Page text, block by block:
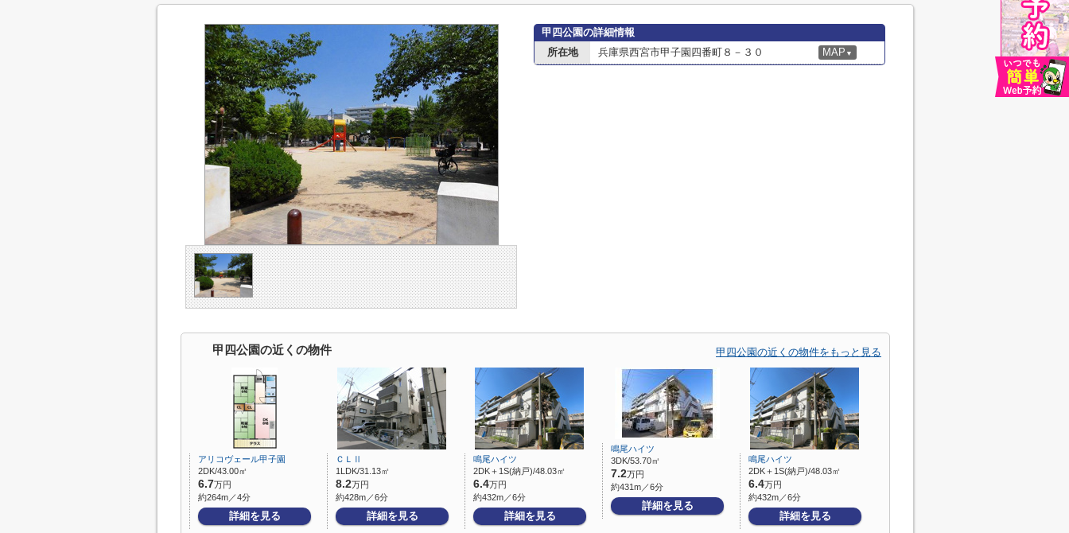
甲四公園の詳細情報
所在地
兵庫県西宮市甲子園四番町８－３０ MAP ▼
甲四公園の近くの物件 甲四公園の近くの物件をもっと見る
アリコヴェール甲子園
2DK/43.00㎡
6.7万円
約264m／4分
詳細を見る
ＣＬⅡ
1LDK/31.13㎡
8.2万円
約428m／6分
詳細を見る
鳴尾ハイツ
2DK＋1S(納戸)/48.03㎡
6.4万円
約432m／6分
詳細を見る
鳴尾ハイツ
3DK/53.70㎡
7.2万円
約431m／6分
詳細を見る
鳴尾ハイツ
2DK＋1S(納戸)/48.03㎡
6.4万円
約432m／6分
詳細を見る